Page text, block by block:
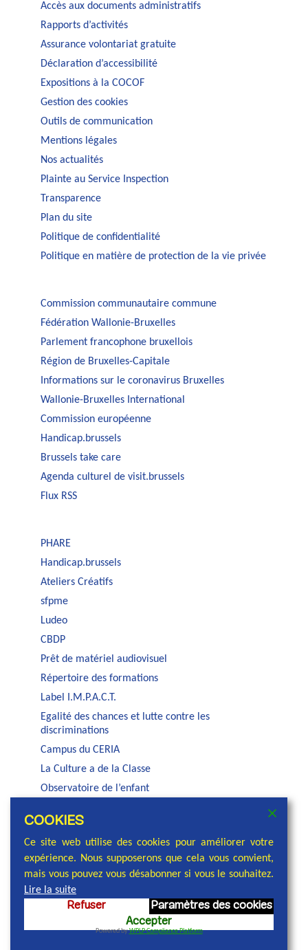
Accès aux documents administratifs
Rapports d’activités
Assurance volontariat gratuite
Déclaration d’accessibilité
Expositions à la COCOF
Gestion des cookies
Outils de communication
Mentions légales
Nos actualités
Plainte au Service Inspection
Transparence
Plan du site
Politique de confidentialité
Politique en matière de protection de la vie privée
Commission communautaire commune
Fédération Wallonie-Bruxelles
Parlement francophone bruxellois
Région de Bruxelles-Capitale
Informations sur le coronavirus Bruxelles
Wallonie-Bruxelles International
Commission européenne
Handicap.brussels
Brussels take care
Agenda culturel de visit.brussels
Flux RSS
PHARE
Handicap.brussels
Ateliers Créatifs
sfpme
Ludeo
CBDP
Prêt de matériel audiovisuel
Répertoire des formations
Label I.M.P.A.C.T.
Egalité des chances et lutte contre les
discriminations
Campus du CERIA
La Culture a de la Classe
Observatoire de l’enfant
Service PSE de la COCOF
© 2026 Commission communautaire française,
réalisation et conception : Cellule communication
COOKIES
Ce site web utilise des cookies pour améliorer votre
expérience. Nous supposerons que cela vous convient,
mais vous pouvez vous désabonner si vous le souhaitez.
Lire la suite
Refuser
Paramètres des cookies
Accepter
Powered byWPLP Compliance Platform